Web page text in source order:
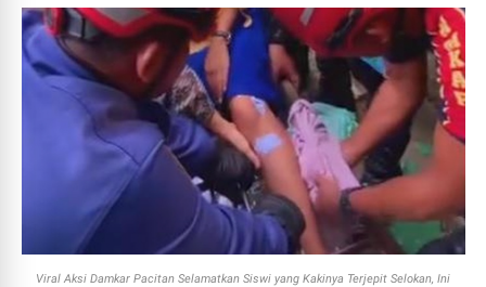
Viral Aksi Damkar Pacitan Selamatkan Siswi yang Kakinya Terjepit Selokan, Ini